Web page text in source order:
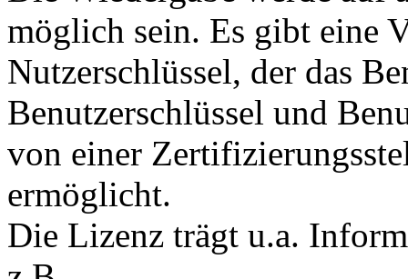
möglich sein. Es gibt eine
Nutzerschlüssel, der das
Benutzerschlüssel und
von einer
ermöglicht.
Die Lizenz trägt u.a.